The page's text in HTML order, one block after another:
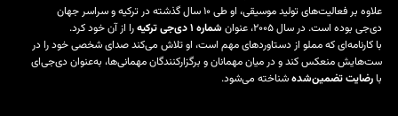
علاوه بر فعالیت‌های تولید موسیقی، او طی ۱۰ سال گذشته در ترکیه و سراسر جهان
دی‌جی بوده است. در سال ۲۰۰۵، عنوان
شماره ۱ دی‌جی ترکیه
را از آن خود کرد.
با کارنامه‌ای که مملو از دستاوردهای مهم است، او تلاش می‌کند صدای شخصی خود را در
ست‌هایش منعکس کند و در میان مهمانان و برگزارکنندگان مهمانی‌ها، به‌عنوان دی‌جی‌ای
بارضایت تضمین‌شدهشناخته می‌شود.